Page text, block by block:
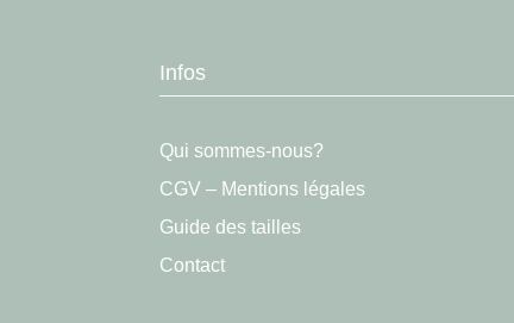
Infos
Qui sommes-nous?
CGV – Mentions légales
Guide des tailles
Contact